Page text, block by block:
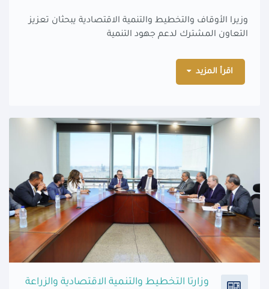
وزيرا الأوقاف والتخطيط والتنمية الاقتصادية يبحثان تعزيز
التعاون المشترك لدعم جهود التنمية
اقرأ المزيد
وزارتا التخطيط والتنمية الاقتصادية والزراعة